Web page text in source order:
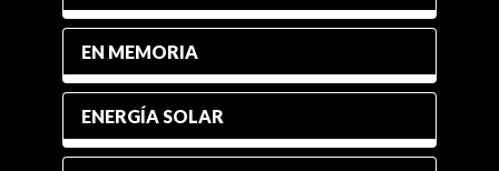
EN MEMORIA
ENERGÍA SOLAR